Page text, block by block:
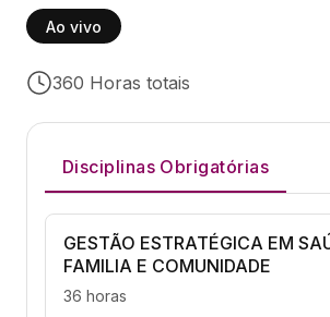
Ao vivo
360 Horas totais
Disciplinas Obrigatórias
GESTÃO ESTRATÉGICA EM
FAMILIA E COMUNIDADE
36 horas